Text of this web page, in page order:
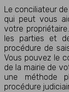
Le conciliateur
qui peut vous
votre
les parties et
procédure de
Vous pouvez le
de la mairie de
une méthode
procédure